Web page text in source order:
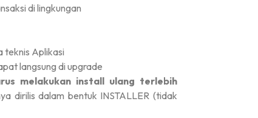
di lingkungan
teknis Aplikasi
langsung di upgrade
melakukan install ulang terlebih
dirilis dalam bentuk INSTALLER (tidak